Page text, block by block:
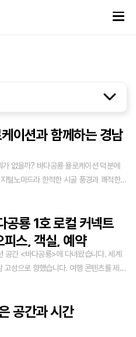
이션과 함께하는 경남
없을까? 바다공룡 욜로케이션 덕분에
털노마드라 한적한 시골 풍경과 쾌적한
지만, 그것만으로는 조금 아쉽잖아요?
을 더 특별하게 보내야 하지 않을까요?
에는 워케이션에 와서 무엇을 하면 좋을
요. 디지털노마드 분들 주목! 지금부터
과 바다공룡에서 즐길 거리를 소개합니
공룡 1호 로컬 커넥트
스, 객실, 예약
공간 <바다공룡>에 다녀왔습니다. 세계
성으로 향했습니다. 여행 콘텐츠를 제작
에 뛰어드는 것보다, 조용한 시골에서 그
지는 것이 더 좋겠다고 생각했어요. 그래
공간과 시간